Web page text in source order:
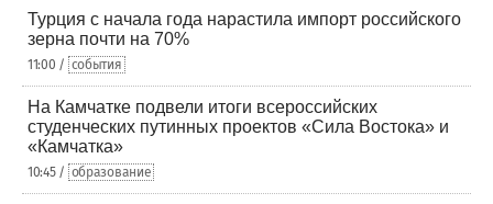
Турция с начала года нарастила импорт российского
зерна почти на 70%
11:00 / события
На Камчатке подвели итоги всероссийских
студенческих путинных проектов «Сила Востока» и
«Камчатка»
10:45 / образование